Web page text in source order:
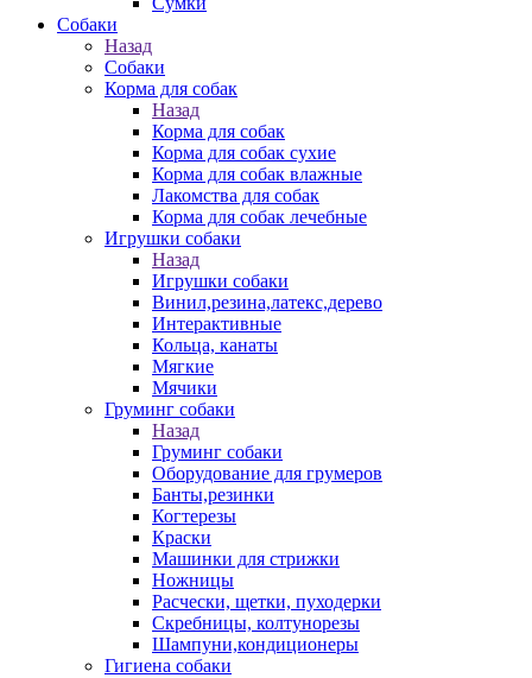
Собаки
Назад
Собаки
Корма для собак
Назад
Корма для собак
Корма для собак сухие
Корма для собак влажные
Лакомства для собак
Корма для собак лечебные
Игрушки собаки
Назад
Игрушки собаки
Винил,резина,латекс,дерево
Интерактивные
Кольца, канаты
Мягкие
Мячики
Груминг собаки
Назад
Груминг собаки
Оборудование для грумеров
Банты,резинки
Когтерезы
Краски
Машинки для стрижки
Ножницы
Расчески, щетки, пуходерки
Скребницы, колтунорезы
Шампуни,кондиционеры
Гигиена собаки